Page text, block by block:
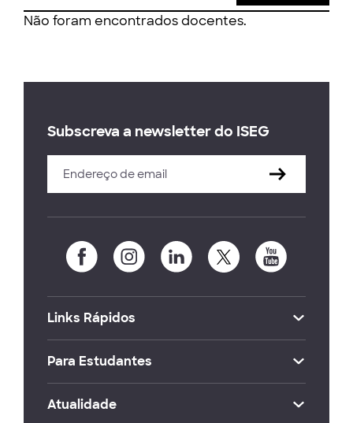
Não foram encontrados docentes.
Subscreva a newsletter do ISEG
Links Rápidos
Para Estudantes
Atualidade